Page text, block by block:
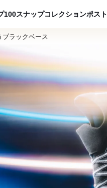
100スナップコレクションポスト
ブラックベース